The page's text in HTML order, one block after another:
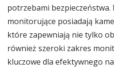
potrzebami bezpieczeństwa.
monitorujące posiadają
które zapewniają nie tylko
również szeroki zakres
kluczowe dla efektywnego